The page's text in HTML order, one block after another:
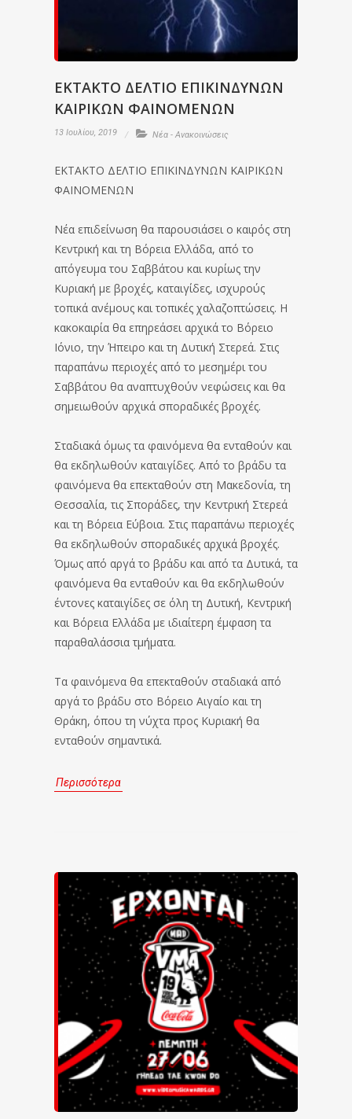
EKTAKTO ΔΕΛΤΙΟ ΕΠΙΚΙΝΔΥΝΩΝ
ΚΑΙΡΙΚΩΝ ΦΑΙΝΟΜΕΝΩΝ
13 Ιουλίου, 2019 Νέα - Ανακοινώσεις
EKTAKTO ΔΕΛΤΙΟ ΕΠΙΚΙΝΔΥΝΩΝ ΚΑΙΡΙΚΩΝ
ΦΑΙΝΟΜΕΝΩΝ
Νέα επιδείνωση θα παρουσιάσει ο καιρός στη
Κεντρική και τη Βόρεια Ελλάδα, από το
απόγευμα του Σαββάτου και κυρίως την
Κυριακή με βροχές, καταιγίδες, ισχυρούς
τοπικά ανέμους και τοπικές χαλαζοπτώσεις. Η
κακοκαιρία θα επηρεάσει αρχικά το Βόρειο
Ιόνιο, την Ήπειρο και τη Δυτική Στερεά. Στις
παραπάνω περιοχές από το μεσημέρι του
Σαββάτου θα αναπτυχθούν νεφώσεις και θα
σημειωθούν αρχικά σποραδικές βροχές.
Σταδιακά όμως τα φαινόμενα θα ενταθούν και
θα εκδηλωθούν καταιγίδες. Από το βράδυ τα
φαινόμενα θα επεκταθούν στη Μακεδονία, τη
Θεσσαλία, τις Σποράδες, την Κεντρική Στερεά
και τη Βόρεια Εύβοια. Στις παραπάνω περιοχές
θα εκδηλωθούν σποραδικές αρχικά βροχές.
Όμως από αργά το βράδυ και από τα Δυτικά, τα
φαινόμενα θα ενταθούν και θα εκδηλωθούν
έντονες καταιγίδες σε όλη τη Δυτική, Κεντρική
και Βόρεια Ελλάδα με ιδιαίτερη έμφαση τα
παραθαλάσσια τμήματα.
Τα φαινόμενα θα επεκταθούν σταδιακά από
αργά το βράδυ στο Βόρειο Αιγαίο και τη
Θράκη, όπου τη νύχτα προς Κυριακή θα
ενταθούν σημαντικά.
Περισσότερα